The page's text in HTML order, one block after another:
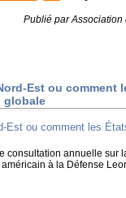
Publié par
Est ou comment
globale
consultation annuelle sur
à la Défense